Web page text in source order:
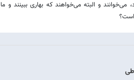
و البته می‌خواهند که بهاری ببینند و ما